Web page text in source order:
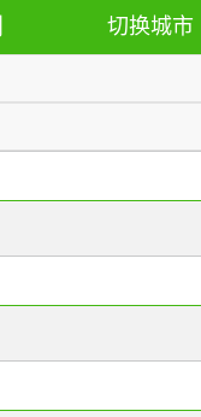
切换城市